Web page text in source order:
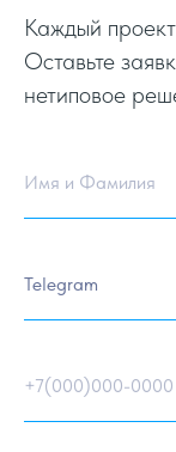
Каждый
Оставьте
нетиповое
Имя и Фамилия
+7(000)000-0000